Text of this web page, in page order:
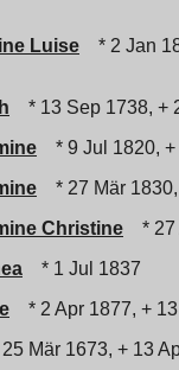
Luise
* 2 Jan
* 13 Sep 1738, +
* 9 Jul 1820,
* 27 Mär
Christine
*
* 1 Jul 1837
* 2 Apr 1877, +
Mär 1673, + 13